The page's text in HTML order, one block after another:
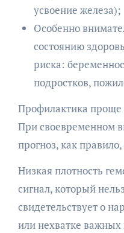
усвоение железа);
Особенно
состоянию
риска:
подростков,
Профилактика проще
При своевременном
прогноз, как
Низкая плотность
сигнал, который
свидетельствует о
или нехватке